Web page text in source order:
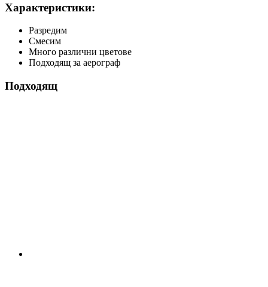
Характеристики:
Разредим
Смесим
Много различни цветове
Подходящ за аерограф
Подходящ